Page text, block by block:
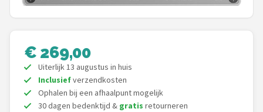
JBL
AquaSound
€ 269,00
Uiterlijk 13 augustus in huis
Inclusiefverzendkosten
Ophalen bij een afhaalpunt mogelijk
30 dagen bedenktijd & gratis retourneren